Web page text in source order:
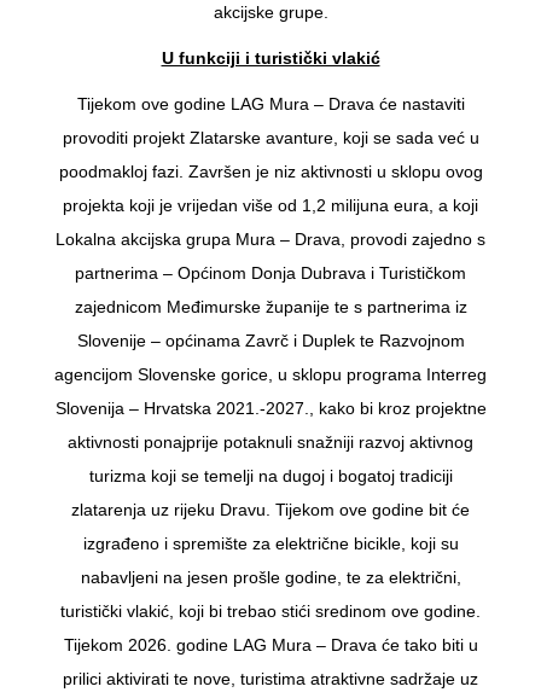
akcijske grupe.
U funkciji i turistički vlakić
Tijekom ove godine LAG Mura – Drava će nastaviti
provoditi projekt Zlatarske avanture, koji se sada već u
poodmakloj fazi. Završen je niz aktivnosti u sklopu ovog
projekta koji je vrijedan više od 1,2 milijuna eura, a koji
Lokalna akcijska grupa Mura – Drava, provodi zajedno s
partnerima – Općinom Donja Dubrava i Turističkom
zajednicom Međimurske županije te s partnerima iz
Slovenije – općinama Zavrč i Duplek te Razvojnom
agencijom Slovenske gorice, u sklopu programa Interreg
Slovenija – Hrvatska 2021.-2027., kako bi kroz projektne
aktivnosti ponajprije potaknuli snažniji razvoj aktivnog
turizma koji se temelji na dugoj i bogatoj tradiciji
zlatarenja uz rijeku Dravu. Tijekom ove godine bit će
izgrađeno i spremište za električne bicikle, koji su
nabavljeni na jesen prošle godine, te za električni,
turistički vlakić, koji bi trebao stići sredinom ove godine.
Tijekom 2026. godine LAG Mura – Drava će tako biti u
prilici aktivirati te nove, turistima atraktivne sadržaje uz